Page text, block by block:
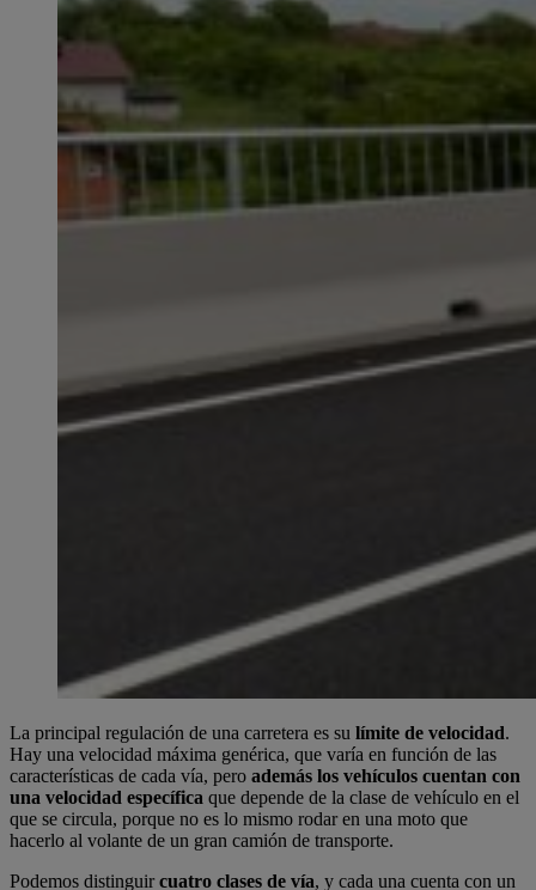
La principal regulación de una carretera es su límite de velocidad.
Hay una velocidad máxima genérica, que varía en función de las
características de cada vía, pero además los vehículos cuentan con
una velocidad específica que depende de la clase de vehículo en el
que se circula, porque no es lo mismo rodar en una moto que
hacerlo al volante de un gran camión de transporte.
Podemos distinguircuatro clases de vía, y cada una cuenta con un